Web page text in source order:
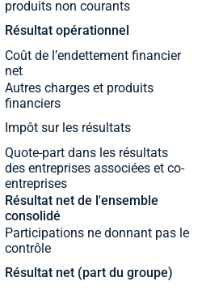
produits non courants
Résultat opérationnel
Coût de l’endettement financier
net
Autres charges et produits
financiers
Impôt sur les résultats
Quote-part dans les résultats
des entreprises associées et co-
entreprises
Résultat net de l'ensemble
consolidé
Participations ne donnant pas le
contrôle
Résultat net (part du groupe)